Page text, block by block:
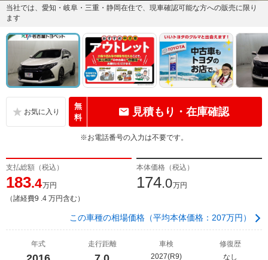
当社では、愛知・岐阜・三重・静岡在住で、現車確認可能な方への販売に限り
ます
無
料
見積もり・在庫確認
※お電話番号の入力は不要です。
支払総額（税込）
183.4万円
（諸経費9 .4 万円含む）
本体価格（税込）
174.0万円
この車種の相場価格（平均本体価格：207万円）
年式 走行距離
車検
2027(R9)
修復歴
なし